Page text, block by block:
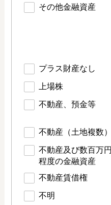
その他金融資産
プラス財産なし
上場株
不動産、預金等
不動産（土地複数）
不動産及び数百万円
程度の金融資産
不動産賃借権
不明